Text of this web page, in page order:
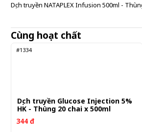
Dịch truyền NATAPLEX Infusion 500ml -
Cùng hoạt chất
#1334
Dịch truyền Glucose Injection 5%
HK - Thùng 20 chai x 500ml
344 đ